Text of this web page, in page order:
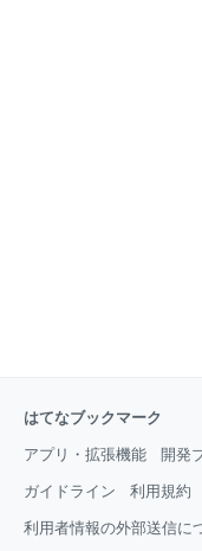
はてなブックマーク
アプリ・拡張機能 開発
ガイドライン 利用規約
利用者情報の外部送信に